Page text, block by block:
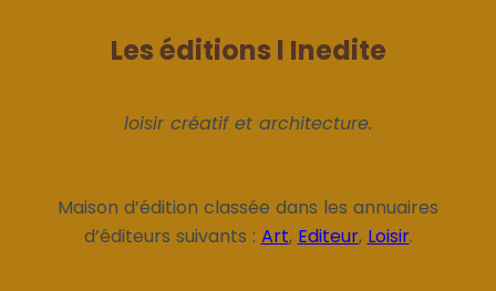
Les éditions l Inedite
loisir créatif et architecture.
Maison d’édition classée dans les annuaires
d’éditeurs suivants : Art, Editeur, Loisir.